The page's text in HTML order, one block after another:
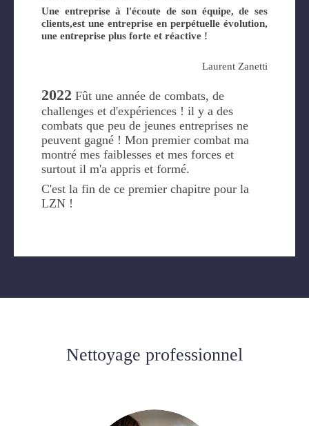
Une entreprise à l'écoute de son équipe, de ses
clients,est une entreprise en perpétuelle évolution,
une entreprise plus forte et réactive !
Laurent Zanetti
2022 Fût une année de combats, de
challenges et d'expériences ! il y a des
combats que peu de jeunes entreprises ne
peuvent gagné ! Mon premier combat ma
montré mes faiblesses et mes forces et
surtout il m'a appris et formé.
C'est la fin de ce premier chapitre pour la
LZN !
Nettoyage professionnel